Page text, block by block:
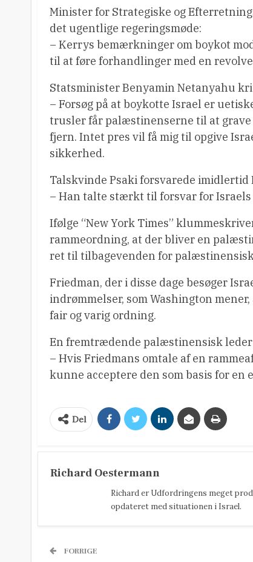
Minister for Strategiske og
det ugentlige regeringsmøde:
– Kerrys bemærkninger om boykot
til at føre forhandlinger med en
Statsminister Benyamin Netanyahu
– Forsøg på at boykotte Israel er
trusler får palæstinenserne til at grave
fjern. Intet pres vil få mig til opgive
sikkerhed.
Talskvinde Psaki forsvarede
– Han talte stærkt til forsvar for Israels
Ifølge “New York Times”
rammeordning, at der bliver en
ret til tilbagevenden for
Friedman, der i disse dage besøger
indrømmelser, som Washington
fair og varig ordning.
En fremtrædende palæstinensisk
– Hvis Friedmans omtale af en
kunne acceptere den som basis for en
Del
Richard Oestermann
Richard er Udfordringens meget
opdateret med situationen i Israel.
FORRIGE